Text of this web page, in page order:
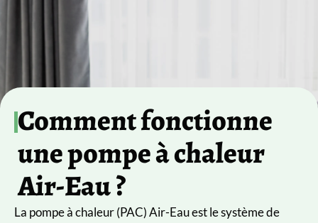
Comment fonctionne
une pompe à chaleur
Air-Eau ?
La pompe à chaleur (PAC) Air-Eau est le système de